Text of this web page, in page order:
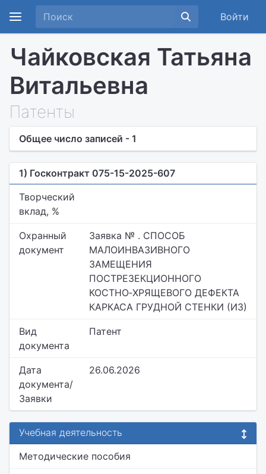
Войти
Чайковская Татьяна
Витальевна
Патенты
Общее число записей - 1
1) Госконтракт 075-15-2025-607
Творческий
вклад, %
Охранный
документ
Заявка № . СПОСОБ
МАЛОИНВАЗИВНОГО
ЗАМЕЩЕНИЯ
ПОСТРЕЗЕКЦИОННОГО
КОСТНО‑ХРЯЩЕВОГО ДЕФЕКТА
КАРКАСА ГРУДНОЙ СТЕНКИ (ИЗ)
Вид
документа
Патент
Дата
документа/
Заявки
26.06.2026
Учебная деятельность
Методические пособия